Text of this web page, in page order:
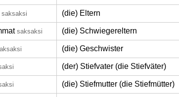
saksaksi (die) Eltern
saksaksi (die) Schwiegereltern
(die) Geschwister
(der) Stiefvater (die Stiefväter)
(die) Stiefmutter (die Stiefmütter)